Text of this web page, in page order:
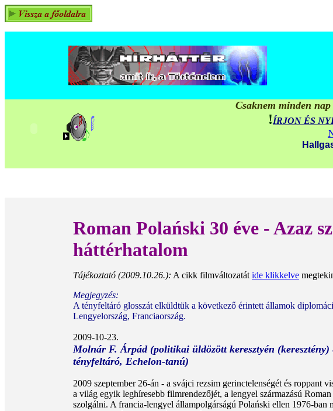
Csaknem minden
!ÍRJON ÉS
Roman Polański 30 éve - Azaz
háttérhatalom
Tájékoztató (2009.10.26.): A cikk filmváltozatát ide klikkelve
Megjegyzés:
A tényfeltáró glosszát elküldtük a következő érintett államok
Lengyelország, Franciaország.
2009-10-23.
Molnár F. Árpád (politikai üldözött keresztyén (keresztény)
tényfeltáró, Echelon-tanú)
2009 szeptember 26-án - a svájci rezsim gerinctelenségét és roppant
a világ egyik leghíresebb filmrendezőjét, a lengyel származású
szolgálni. A francia-lengyel állampolgárságú Polański ellen 1976-